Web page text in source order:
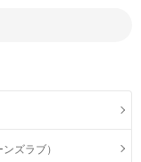
ズラブ）